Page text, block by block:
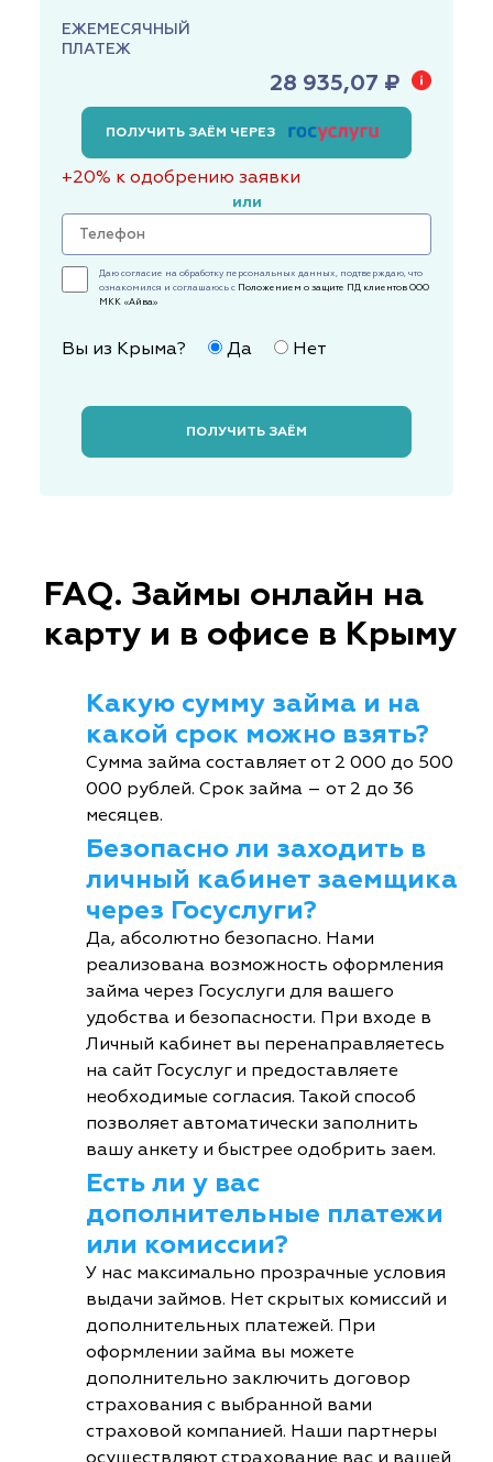
ЕЖЕМЕСЯЧНЫЙ
ПЛАТЕЖ
28 935,07 ₽
ПОЛУЧИТЬ ЗАЁМ ЧЕРЕЗ
+20% к одобрению заявки
или
Даю согласие на обработку персональных данных, подтверждаю, что
ознакомился и соглашаюсь с Положением о защите ПД клиентов ООО
МКК «Айва»
Вы из Крыма? Да Нет
ПОЛУЧИТЬ ЗАЁМ
FAQ. Займы онлайн на
карту и в офисе в Крыму
Какую сумму займа и на
какой срок можно взять?
Сумма займа составляет от 2 000 до 500
000 рублей. Срок займа – от 2 до 36
месяцев.
Безопасно ли заходить в
личный кабинет заемщика
через Госуслуги?
Да, абсолютно безопасно. Нами
реализована возможность оформления
займа через Госуслуги для вашего
удобства и безопасности. При входе в
Личный кабинет вы перенаправляетесь
на сайт Госуслуг и предоставляете
необходимые согласия. Такой способ
позволяет автоматически заполнить
вашу анкету и быстрее одобрить заем.
Есть ли у вас
дополнительные платежи
или комиссии?
У нас максимально прозрачные условия
выдачи займов. Нет скрытых комиссий и
дополнительных платежей. При
оформлении займа вы можете
дополнительно заключить договор
страхования с выбранной вами
страховой компанией. Наши партнеры